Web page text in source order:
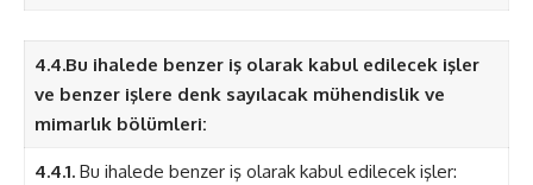
4.4.Bu ihalede benzer iş olarak kabul edilecek işler
ve benzer işlere denk sayılacak mühendislik ve
mimarlık bölümleri:
4.4.1.Bu ihalede benzer iş olarak kabul edilecek işler: